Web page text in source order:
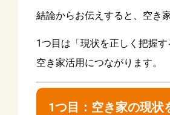
結論からお伝えすると、空き
1つ目は「現状を正しく把握
空き家活用につながります。
1つ目：空き家の現状